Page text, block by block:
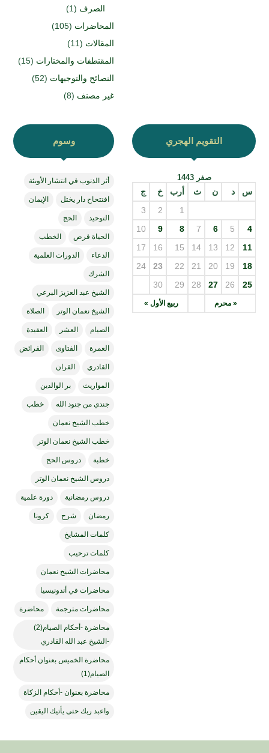
الصرف (1)
المحاضرات (105)
المقالات (11)
المقتطفات والمختارات (15)
النصائح والتوجيهات (52)
غير مصنف (8)
التقويم الهجري
صفر 1443
س د ن ث أرب خ ج
« محرم ربيع الأول »
1
2
3
4
5
6
7
8
9
10
11
12
13
14
15
16
17
18
19
20
21
22
23
24
25
26
27
28
29
30
وسوم
أثر الذنوب في انتشار الأوبئة
افتتحاح دار يختل الإيمان
التوحيد الحج
الحياة فرص الخطب
الدعاء الدورات العلمية
الشرك
الشيخ عبد العزيز البرعي
الشيخ نعمان الوتر الصلاة
الصيام العشر العقيدة
العمرة الفتاوى الفرائض
القادري القران
المواريث بر الوالدين
جندي من جنود الله خطب
خطب الشيخ نعمان
خطب الشيخ نعمان الوتر
خطبة دروس الحج
دروس الشيخ نعمان الوتر
دروس رمضانية دورة علمية
رمضان شرح كرونا
كلمات المشايخ
كلمات ترحيب
محاضرات الشيخ نعمان
محاضرات في أندونيسيا
محاضرات مترجمة محاضرة
محاضرة -أحكام الصيام(2)
-الشيخ عبد الله القادري
محاضرة الخميس بعنوان أحكام
الصيام(1)
محاضرة بعنوان -أحكام الزكاة
واعبد ربك حتى يأتيك اليقين